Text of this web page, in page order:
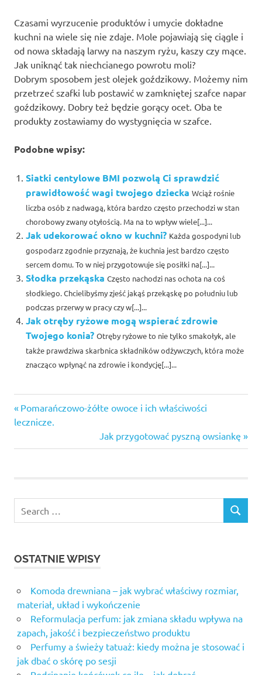
Czasami wyrzucenie produktów i umycie dokładne
kuchni na wiele się nie zdaje. Mole pojawiają się ciągle i
od nowa składają larwy na naszym ryżu, kaszy czy mące.
Jak uniknąć tak niechcianego powrotu moli?
Dobrym sposobem jest olejek goździkowy. Możemy nim
przetrzeć szafki lub postawić w zamkniętej szafce napar
goździkowy. Dobry też będzie gorący ocet. Oba te
produkty zostawiamy do wystygnięcia w szafce.
Podobne wpisy:
Siatki centylowe BMI pozwolą Ci sprawdzić
prawidłowość wagi twojego dziecka Wciąż rośnie
liczba osób z nadwagą, która bardzo często przechodzi w stan
chorobowy zwany otyłością. Ma na to wpływ wiele[...]...
Jak udekorować okno w kuchni? Każda gospodyni lub
gospodarz zgodnie przyznają, że kuchnia jest bardzo często
sercem domu. To w niej przygotowuje się posiłki na[...]...
Słodka przekąska Często nachodzi nas ochota na coś
słodkiego. Chcielibyśmy zjeść jakąś przekąskę po południu lub
podczas przerwy w pracy czy w[...]...
Jak otręby ryżowe mogą wspierać zdrowie
Twojego konia? Otręby ryżowe to nie tylko smakołyk, ale
także prawdziwa skarbnica składników odżywczych, która może
znacząco wpłynąć na zdrowie i kondycję[...]...
domu
Nawigacja
Previous
Post:
Pomarańczowo-żółte owoce i ich właściwości
lecznicze.
Next
Post:
Jak przygotować pyszną owsiankę
OSTATNIE WPISY
Komoda drewniana – jak wybrać właściwy rozmiar,
materiał, układ i wykończenie
Reformulacja perfum: jak zmiana składu wpływa na
zapach, jakość i bezpieczeństwo produktu
Perfumy a świeży tatuaż: kiedy można je stosować i
jak dbać o skórę po sesji